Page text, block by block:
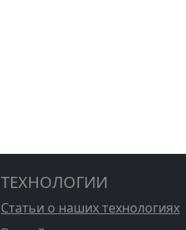
ТЕХНОЛОГИИ
Статьи о наших технологиях